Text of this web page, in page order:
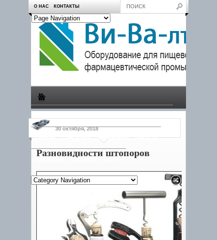
О НАС КОНТАКТЫ
Камеры Смесители Конвейеры Емкости
Дозаторы
30 октября, 2018
Разновидности штопоров